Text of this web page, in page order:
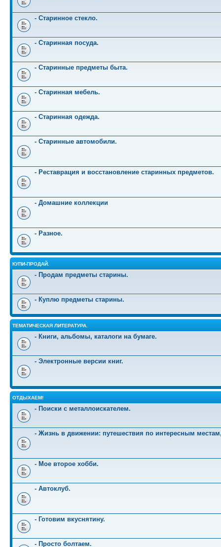
- Старинное стекло.
- Старинная посуда.
- Старинные предметы быта.
- Старинная мебель.
- Старинная одежда.
- Старинные автомобили.
- Реставрация и восстановление старинных предметов.
- Домашние коллекции
- Разное.
КУПИ-ПРОДАЙ.
- Продам предметы старины.
- Куплю предметы старины.
ТЕМАТИЧЕСКАЯ ЛИТЕРАТУРА.
- Книги, альбомы, каталоги на бумаге.
- Электронные версии книг.
ОТДЫХАЕМ!
- Поиски с металлоискателем.
- Жизнь в движении: путешествия по интересным
- Мое второе хобби.
- Автоклуб.
- Готовим вкуснятину.
- Просто болтаем.